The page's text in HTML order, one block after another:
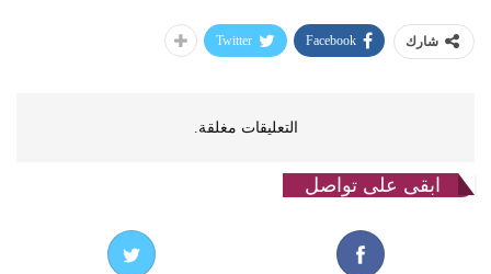
شارك Facebook
Twitter
التعليقات مغلقة.
ابقى على تواصل